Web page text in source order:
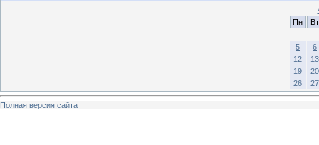
Пн
Вт
5
6
12
13
19
20
26
27
Полная версия сайта